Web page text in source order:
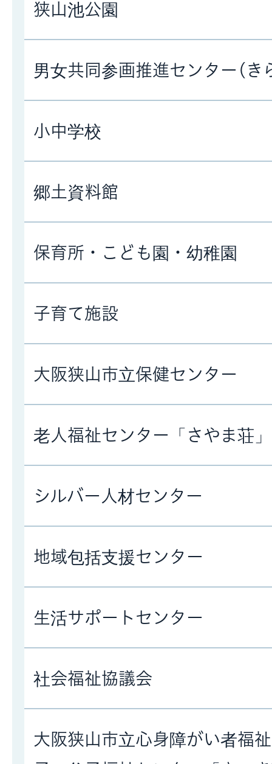
狭山池公園
男女共同参画推進センター(き
小中学校
郷土資料館
保育所・こども園・幼稚園
子育て施設
大阪狭山市立保健センター
老人福祉センター「さやま荘」
シルバー人材センター
地域包括支援センター
生活サポートセンター
社会福祉協議会
大阪狭山市立心身障がい者福